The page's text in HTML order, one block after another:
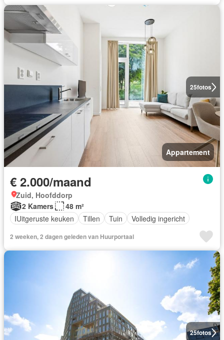
25fotos
Appartement
€ 2.000/maand
Zuid, Hoofddorp
2 Kamers
48 m²
IUitgeruste keuken
Tillen Tuin Volledig ingericht
2 weeken, 2 dagen geleden van Huurportaal
25fotos